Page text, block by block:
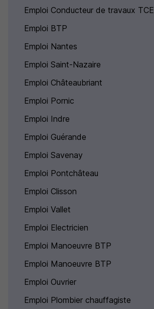
Emploi Conducteur de travaux TCE
Emploi BTP
Emploi Nantes
Emploi Saint-Nazaire
Emploi Châteaubriant
Emploi Pornic
Emploi Indre
Emploi Guérande
Emploi Savenay
Emploi Pontchâteau
Emploi Clisson
Emploi Vallet
Emploi Electricien
Emploi Manoeuvre BTP
Emploi Manoeuvre BTP
Emploi Ouvrier
Emploi Plombier chauffagiste